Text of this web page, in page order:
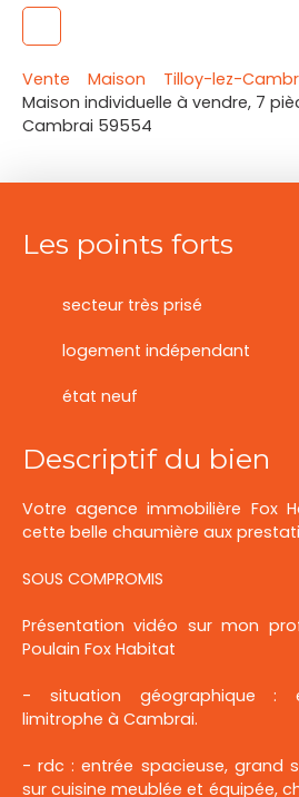
Vente Maison
Tilloy-lez-
Maison individuelle à vendre, 7
Cambrai 59554
Les points forts
secteur très prisé
logement indépendant
état neuf
Descriptif du bien
Votre agence immobilière Fox
cette belle chaumière aux
SOUS COMPROMIS
Présentation vidéo sur mon
Poulain Fox Habitat
- situation géographique :
limitrophe à Cambrai.
- rdc : entrée spacieuse, grand
sur cuisine meublée et équipée,